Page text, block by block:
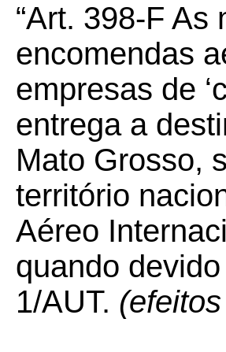
“Art. 398-F
encomendas
empresas de
entrega a
Mato Grosso,
território
Aéreo
quando
1/AUT.